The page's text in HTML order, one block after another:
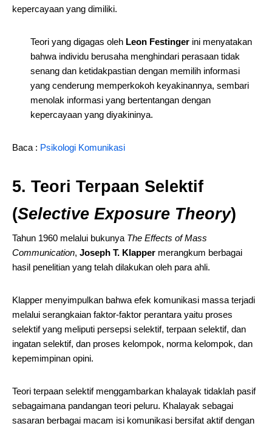
kepercayaan yang dimiliki.
Teori yang digagas oleh Leon Festinger ini menyatakan
bahwa individu berusaha menghindari perasaan tidak
senang dan ketidakpastian dengan memilih informasi
yang cenderung memperkokoh keyakinannya, sembari
menolak informasi yang bertentangan dengan
kepercayaan yang diyakininya.
Baca : Psikologi Komunikasi
5. Teori Terpaan Selektif
(Selective Exposure Theory)
Tahun 1960 melalui bukunya The Effects of Mass
Communication, Joseph T. Klapper merangkum berbagai
hasil penelitian yang telah dilakukan oleh para ahli.
Klapper menyimpulkan bahwa efek komunikasi massa terjadi
melalui serangkaian faktor-faktor perantara yaitu proses
selektif yang meliputi persepsi selektif, terpaan selektif, dan
ingatan selektif, dan proses kelompok, norma kelompok, dan
kepemimpinan opini.
Teori terpaan selektif menggambarkan khalayak tidaklah pasif
sebagaimana pandangan teori peluru. Khalayak sebagai
sasaran berbagai macam isi komunikasi bersifat aktif dengan